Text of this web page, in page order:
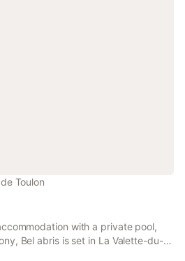
Toulon
with a private pool,
Bel abris is set in La Valette-du-
to a terrace, free private